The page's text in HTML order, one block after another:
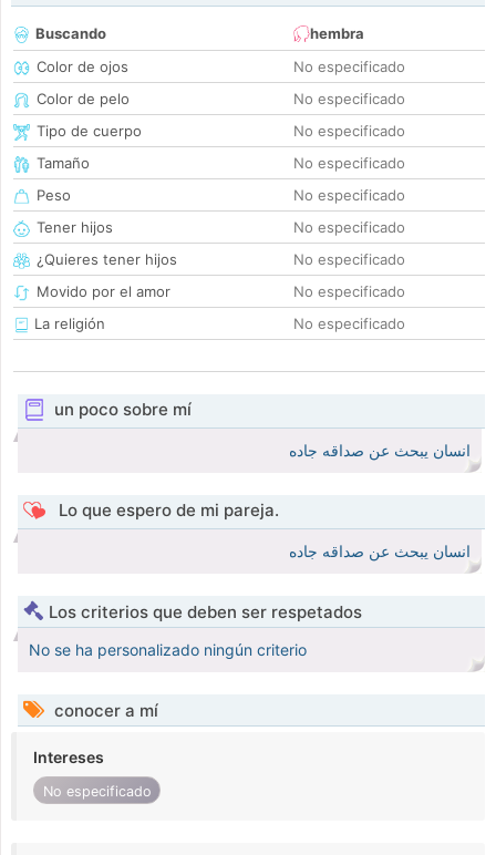
Buscando
hembra
Color de ojos
No especificado
Color de pelo
No especificado
Tipo de cuerpo
No especificado
Tamaño
No especificado
Peso
No especificado
Tener hijos
No especificado
¿Quieres tener hijos
No especificado
Movido por el amor
No especificado
La religión
No especificado
un poco sobre mí
انسان يبحث عن صداقه جاده
Lo que espero de mi pareja.
انسان يبحث عن صداقه جاده
Los criterios que deben ser respetados
No se ha personalizado ningún criterio
conocer a mí
Intereses
No especificado